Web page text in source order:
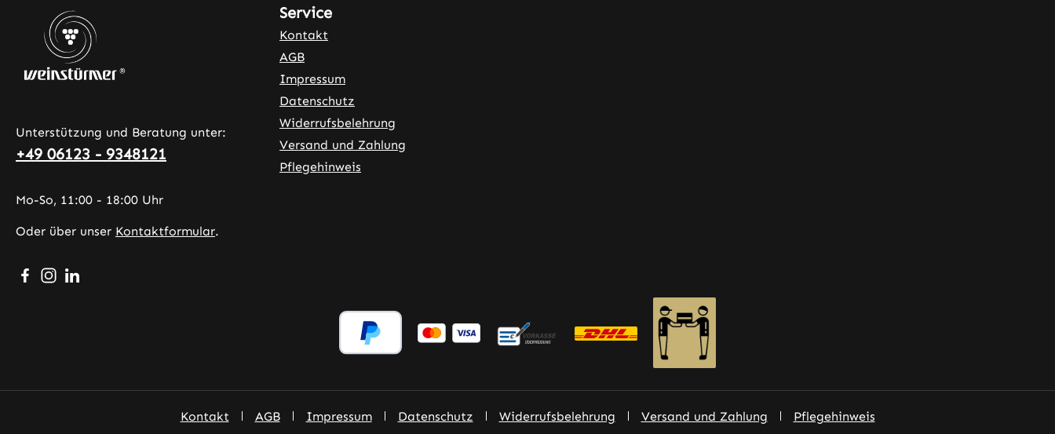
Unterstützung und Beratung unter:
+49 06123 - 9348121
Mo-So, 11:00 - 18:00 Uhr
Oder über unser Kontaktformular.
Besuche uns auf Facebook – öffnet in neuem Tab (externer Link)
Schau auf Instagram vorbei – öffnet in neuem Tab (externer Link)
Vernetze dich mit uns auf LinkedIn – öffnet in neuem Tab (externer Link)
Service
Kontakt
AGB
Impressum
Datenschutz
Widerrufsbelehrung
Versand und Zahlung
Pflegehinweis
Kontakt AGB Impressum Datenschutz Widerrufsbelehrung Versand und Zahlung Pflegehinweis